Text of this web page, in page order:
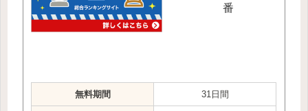
番
無料期間 31日間